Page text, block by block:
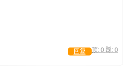
顶: 0 踩: 0
回复